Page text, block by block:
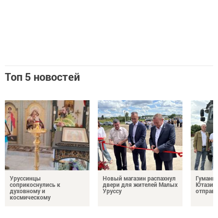
Топ 5 новостей
Уруссинцы
соприкоснулись к
духовному и
космическому
Новый магазин распахнул
двери для жителей Малых
Уруссу